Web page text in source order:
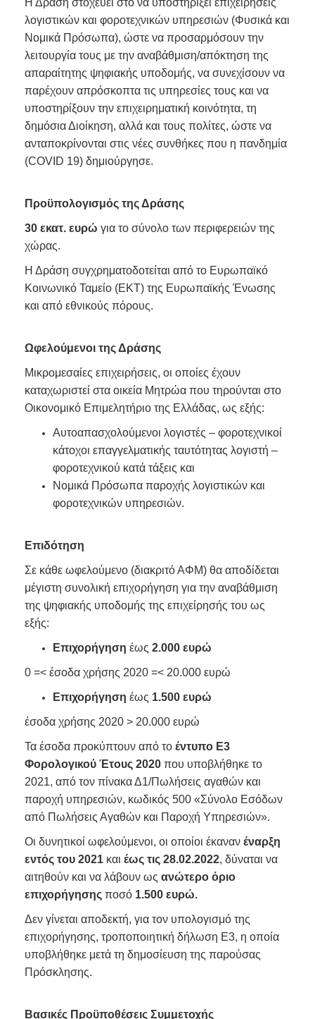
Η Δράση στοχεύει στο να υποστηρίξει επιχειρήσεις
λογιστικών και φοροτεχνικών υπηρεσιών (Φυσικά και
Νομικά Πρόσωπα), ώστε να προσαρμόσουν την
λειτουργία τους με την αναβάθμιση/απόκτηση της
απαραίτητης ψηφιακής υποδομής, να συνεχίσουν να
παρέχουν απρόσκοπτα τις υπηρεσίες τους και να
υποστηρίξουν την επιχειρηματική κοινότητα, τη
δημόσια Διοίκηση, αλλά και τους πολίτες, ώστε να
ανταποκρίνονται στις νέες συνθήκες που η πανδημία
(COVID 19) δημιούργησε.
Προϋπολογισμός της Δράσης
30 εκατ. ευρώ για το σύνολο των περιφερειών της
χώρας.
Η Δράση συγχρηματοδοτείται από το Ευρωπαϊκό
Κοινωνικό Ταμείο (ΕΚΤ) της Ευρωπαϊκής Ένωσης
και από εθνικούς πόρους.
Ωφελούμενοι της Δράσης
Μικρομεσαίες επιχειρήσεις, οι οποίες έχουν
καταχωριστεί στα οικεία Μητρώα που τηρούνται στο
Οικονομικό Επιμελητήριο της Ελλάδας, ως εξής:
Αυτοαπασχολούμενοι λογιστές – φοροτεχνικοί
κάτοχοι επαγγελματικής ταυτότητας λογιστή –
φοροτεχνικού κατά τάξεις και
Νομικά Πρόσωπα παροχής λογιστικών και
φοροτεχνικών υπηρεσιών.
Επιδότηση
Σε κάθε ωφελούμενο (διακριτό ΑΦΜ) θα αποδίδεται
μέγιστη συνολική επιχορήγηση για την αναβάθμιση
της ψηφιακής υποδομής της επιχείρησής του ως
εξής:
Επιχορήγηση έως 2.000 ευρώ
0 =< έσοδα χρήσης 2020 =< 20.000 ευρώ
Επιχορήγηση έως 1.500 ευρώ
έσοδα χρήσης 2020 > 20.000 ευρώ
Τα έσοδα προκύπτουν από το έντυπο Ε3
Φορολογικού Έτους 2020 που υποβλήθηκε το
2021, από τον πίνακα Δ1/Πωλήσεις αγαθών και
παροχή υπηρεσιών, κωδικός 500 «Σύνολο Εσόδων
από Πωλήσεις Αγαθών και Παροχή Υπηρεσιών».
Οι δυνητικοί ωφελούμενοι, οι οποίοι έκαναν έναρξη
εντός του 2021 και έως τις 28.02.2022, δύναται να
αιτηθούν και να λάβουν ως ανώτερο όριο
επιχορήγησης ποσό 1.500 ευρώ.
Δεν γίνεται αποδεκτή, για τον υπολογισμό της
επιχορήγησης, τροποποιητική δήλωση Ε3, η οποία
υποβλήθηκε μετά τη δημοσίευση της παρούσας
Πρόσκλησης.
Βασικές Προϋποθέσεις Συμμετοχής